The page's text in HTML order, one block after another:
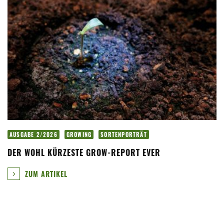
AUSGABE 2/2026 GROWING SORTENPORTRÄT
DER WOHL KÜRZESTE GROW-REPORT EVER
ZUM ARTIKEL